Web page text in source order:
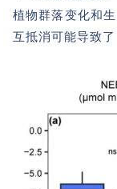
植物群落变化和
互抵消可能导致了